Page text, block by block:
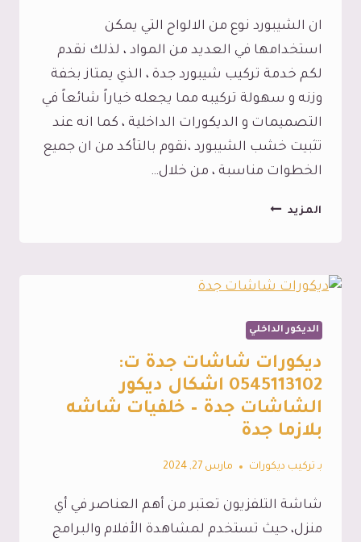
أسرع
وقت
ان الشيبورد نوع من الالواح التي يمكن
استخدامها في العديد من المواد ، لذلك نقدم
لكم خدمة تركيب شيبورد جدة ، الذي يمتاز بخفة
وزنه و سهولة تركيبه مما يجعله خياراً شائعاً في
التصميمات و الديكورات الداخلية ، كما انه عند
تثبيت خشب الشيبورد ،نقوم بالتأكد من ان جميع
الخطوات مناسبة ، من خلال…
المزيدتركيب
ت:
الوان
بديل
الشيبورد
جده
الديكور الداخلي
ديكورات شاشات جدة ت:
0545113102 اشكال ديكور
الشاشات جدة – خلفيات شاشه
بلازما جدة
بـ تركيب ديكورات مارس 27, 2024
شاشة التلفزيون تعتبر من أهم العناصر في أي
منزل، حيث تستخدم لمشاهدة الأفلام والبرامج